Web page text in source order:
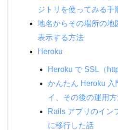
ジトリを使ってみる手
地名からその場所の地
表示する方法
Heroku
Heroku で SSL（
かんたん Heroku 入
イ、その後の運用
Rails アプリのイン
に移行した話